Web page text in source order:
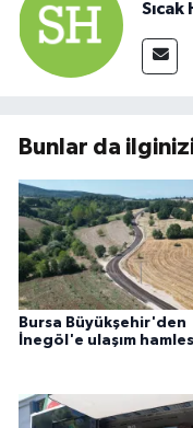
Sıcak
Bunlar da
Bursa Büyükşehir'den
İnegöl'e ulaşım